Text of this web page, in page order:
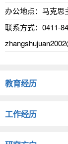
办公地点：马克思
联系方式： 0411-
教育经历
工作经历